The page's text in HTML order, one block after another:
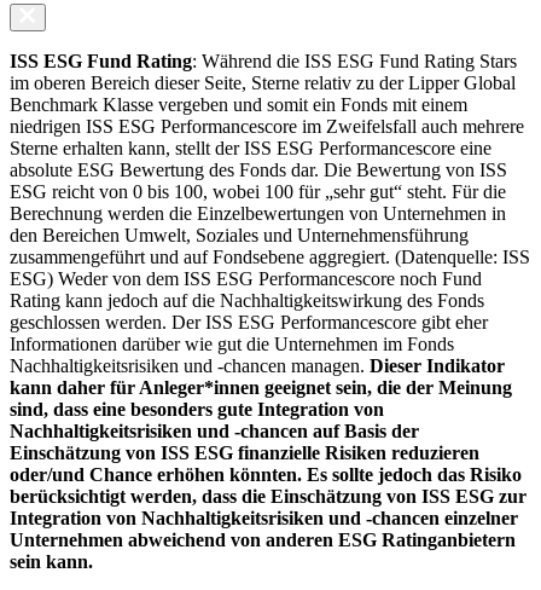
ISS ESG Fund Rating: Während die ISS ESG Fund Rating Stars
im oberen Bereich dieser Seite, Sterne relativ zu der Lipper Global
Benchmark Klasse vergeben und somit ein Fonds mit einem
niedrigen ISS ESG Performancescore im Zweifelsfall auch mehrere
Sterne erhalten kann, stellt der ISS ESG Performancescore eine
absolute ESG Bewertung des Fonds dar. Die Bewertung von ISS
ESG reicht von 0 bis 100, wobei 100 für „sehr gut“ steht. Für die
Berechnung werden die Einzelbewertungen von Unternehmen in
den Bereichen Umwelt, Soziales und Unternehmensführung
zusammengeführt und auf Fondsebene aggregiert. (Datenquelle: ISS
ESG) Weder von dem ISS ESG Performancescore noch Fund
Rating kann jedoch auf die Nachhaltigkeitswirkung des Fonds
geschlossen werden. Der ISS ESG Performancescore gibt eher
Informationen darüber wie gut die Unternehmen im Fonds
Nachhaltigkeitsrisiken und -chancen managen. Dieser Indikator
kann daher für Anleger*innen geeignet sein, die der Meinung
sind, dass eine besonders gute Integration von
Nachhaltigkeitsrisiken und -chancen auf Basis der
Einschätzung von ISS ESG finanzielle Risiken reduzieren
oder/und Chance erhöhen könnten. Es sollte jedoch das Risiko
berücksichtigt werden, dass die Einschätzung von ISS ESG zur
Integration von Nachhaltigkeitsrisiken und -chancen einzelner
Unternehmen abweichend von anderen ESG Ratinganbietern
sein kann.